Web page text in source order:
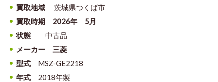
買取地域
茨城県つくば市
買取時期
2026年 5月
状態 中古品
メーカー 三菱
型式 MSZ-GE2218
年式 2018年製